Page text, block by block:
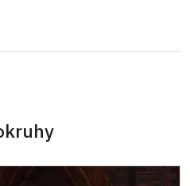
(1 osoba
zdarma
NPÚ
zdarma